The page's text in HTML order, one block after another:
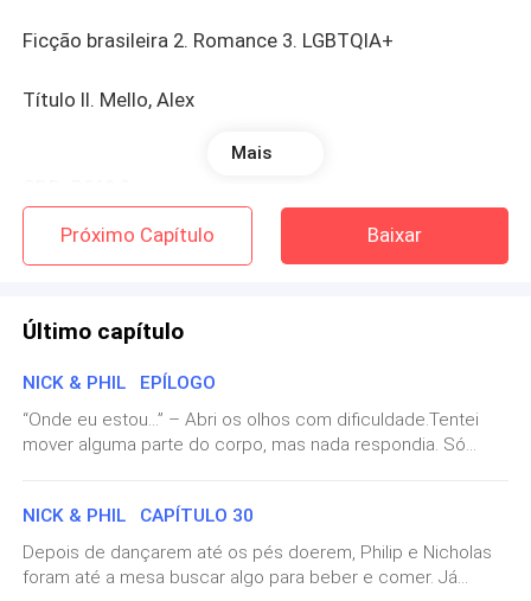
Ficção brasileira 2. Romance 3. LGBTQIA+
Título II. Mello, Alex
-------------------------
visitar: www.alexmello.com
NOTA DO AUTOR
**************
Olá meus caros leitores!
Antes de mais nada:ESSE LIVRO NÃO É INDICADO
Mais
Próximo Capítulo Baixar
Último capítulo
NICK & PHIL EPÍLOGO
“Onde eu estou...” – Abri os olhos com dificuldade.Tentei
mover alguma parte do corpo, mas nada respondia. Só
um pouco para me acostumar com a iluminação, mesmo
fraca do lugar.“Que merda é essa?” – vários bipes se
sobrepunham e faziam ecos estranhos na minha cabeça.
Quando consegui identificar exatamente o que era e onde
NICK & PHIL CAPÍTULO 30
Depois de dançarem até os pés doerem, Philip e Nicholas
foram até a mesa buscar algo para beber e comer. Já